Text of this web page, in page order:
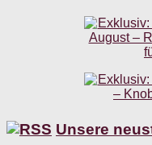
Unsere